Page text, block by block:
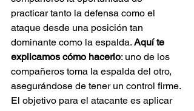
practicar tanto la defensa como el
ataque desde una posición tan
dominante como la espalda. Aquí te
explicamos cómo hacerlo: uno de los
compañeros toma la espalda del otro,
asegurándose de tener un control firme.
El objetivo para el atacante es aplicar